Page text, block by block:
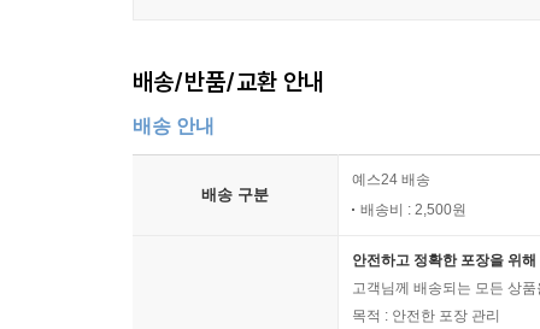
배송/반품/교환 안내
배송 안내
배송 구분
예스24 배송
배송비 : 2,500원
안전하고 정확한 포장을 위
고객님께 배송되는 모든 상
목적 : 안전한 포장 관리